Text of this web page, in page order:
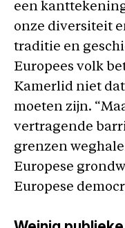
een
onze diversiteit
traditie en
Europees volk
Kamerlid niet
moeten zijn.
vertragende
grenzen
Europese
Europese